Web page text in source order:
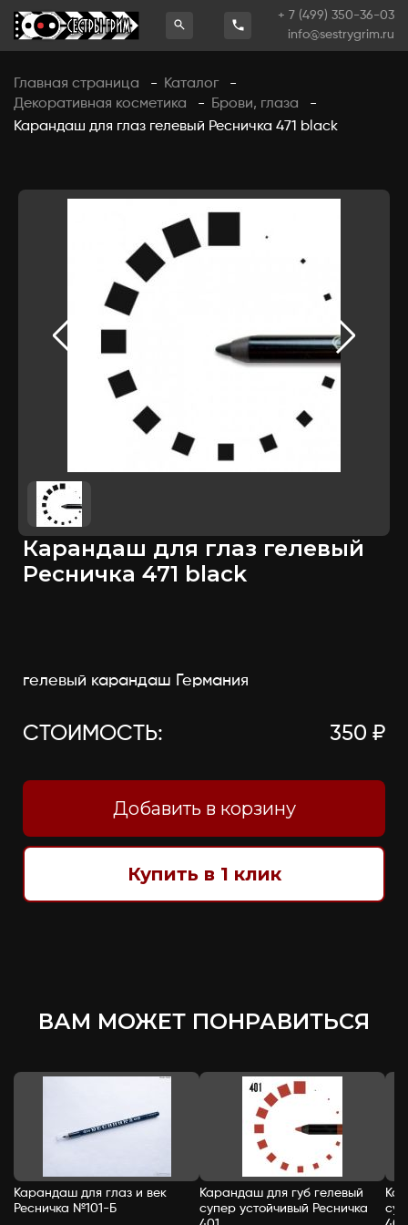
+ 7 (499) 350-36-03
info@sestrygrim.ru
Главная страница - Каталог
-
Декоративная косметика
- Брови, глаза
-
Карандаш для глаз гелевый Ресничка 471 black
Карандаш для глаз гелевый
Ресничка 471 black
гелевый карандаш Германия
СТОИМОСТЬ: 350 ₽
Добавить в корзину
Купить в 1 клик
ВАМ МОЖЕТ ПОНРАВИТЬСЯ
Карандаш для глаз и век
Ресничка №101-Б
Карандаш для губ гелевый
супер устойчивый Ресничка